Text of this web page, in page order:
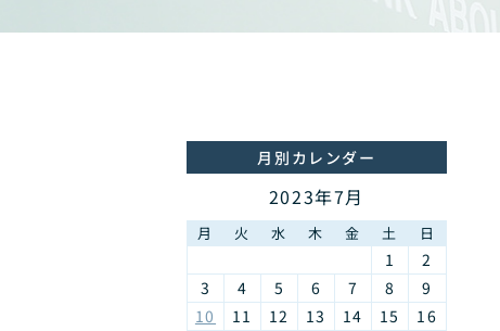
月別カレンダー
2023年7月
月 火 水 木 金 土 日
1
2
3
4 5 6 7 8
9
10
11 12 13 14 15
16